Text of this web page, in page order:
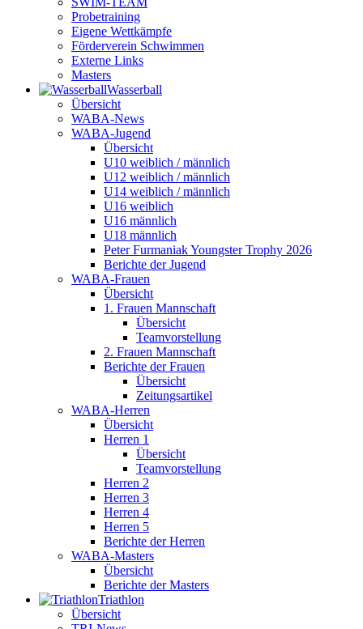
Probe­training
Eigene Wettkämpfe
Förderverein Schwimmen
Externe Links
Masters
Wasser­ball
Übersicht
WABA-News
WABA-Jugend
Übersicht
U10 weiblich / männlich
U12 weiblich / männlich
U14 weiblich / männlich
U16 weiblich
U16 männlich
U18 männlich
Peter Furmaniak Youngster Trophy 2026
Berichte der Jugend
WABA-Frauen
Übersicht
1. Frauen Mannschaft
Übersicht
Teamvorstellung
2. Frauen Mannschaft
Berichte der Frauen
Übersicht
Zeitungsartikel
WABA-Herren
Übersicht
Herren 1
Übersicht
Teamvorstellung
Herren 2
Herren 3
Herren 4
Herren 5
Berichte der Herren
WABA-Masters
Übersicht
Berichte der Masters
Triathlon
Übersicht